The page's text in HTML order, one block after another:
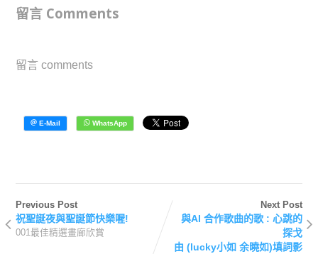
留言 Comments
留言 comments
Previous Post
祝聖誕夜與聖誕節快樂喔!
001最佳精選畫廊欣賞
Next Post
與AI 合作歌曲的歌 : 心跳的
探戈
由 (lucky小如 余曉如)填詞影